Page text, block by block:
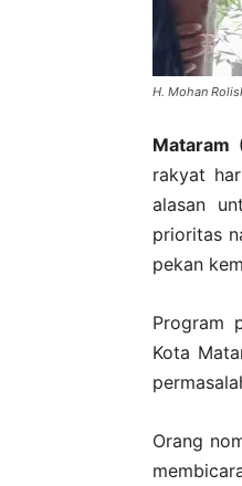
H. Mohan
Mataram
rakyat
alasan
prioritas
pekan
Program
Kota
Orang